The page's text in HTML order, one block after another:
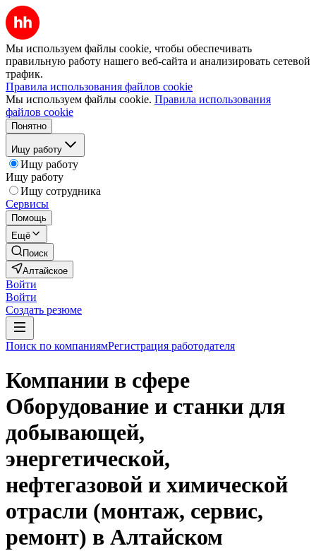
Мы используем файлы cookie, чтобы обеспечивать
правильную работу нашего веб-сайта и анализировать сетевой
трафик.
Правила использования файлов cookie
Мы используем файлы cookie. Правила использования
файлов cookie
Понятно
Ищу работу
Ищу работу
Ищу работу
Ищу сотрудника
Сервисы
Помощь
Ещё
Поиск
Алтайское
Войти
Войти
Создать резюме
Поиск по компаниямРегистрация работодателя
Компании в сфере
Оборудование и станки для
добывающей,
энергетической,
нефтегазовой и химической
отрасли (монтаж, сервис,
ремонт) в Алтайском